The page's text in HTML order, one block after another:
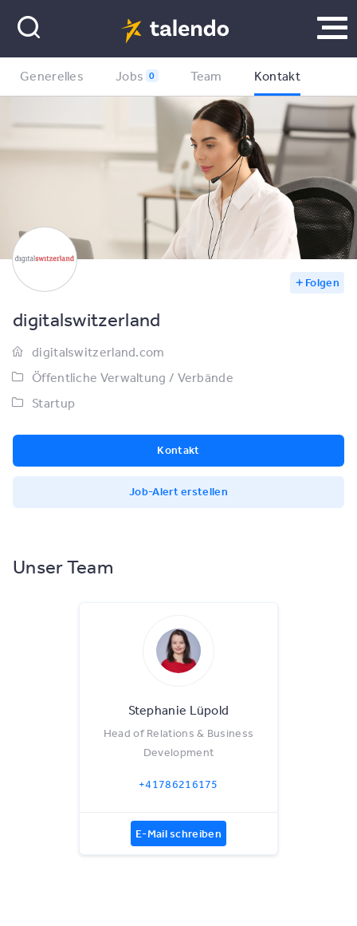
Folgen
Generelles Jobs 0 Team Kontakt
digitalswitzerland
digitalswitzerland.com
Öffentliche Verwaltung / Verbände
Startup
Kontakt
Job-Alert erstellen
Unser Team
Stephanie Lüpold
Head of Relations & Business
Development
+41786216175
E-Mail schreiben